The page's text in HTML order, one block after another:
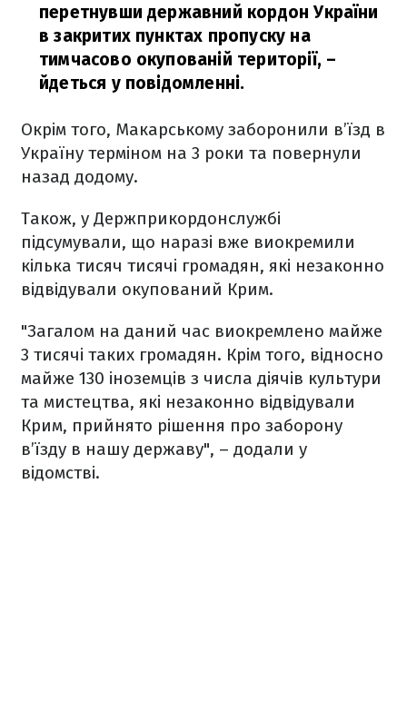
перетнувши державний кордон України
в закритих пунктах пропуску на
тимчасово окупованій території, –
йдеться у повідомленні.
Окрім того, Макарському заборонили в’їзд в
Україну терміном на 3 роки та повернули
назад додому.
Також, у Держприкордонслужбі
підсумували, що наразі вже виокремили
кілька тисяч тисячі громадян, які незаконно
відвідували окупований Крим.
"Загалом на даний час виокремлено майже
3 тисячі таких громадян. Крім того, відносно
майже 130 іноземців з числа діячів культури
та мистецтва, які незаконно відвідували
Крим, прийнято рішення про заборону
в’їзду в нашу державу", – додали у
відомстві.